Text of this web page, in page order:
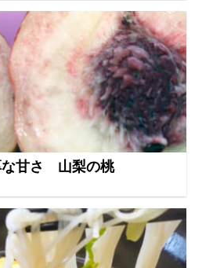
な甘さ 山梨の桃